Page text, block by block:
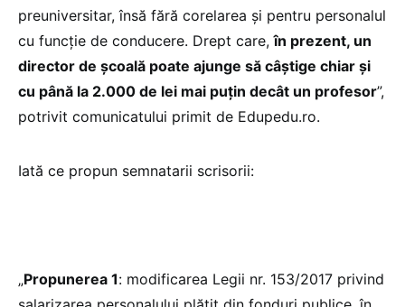
preuniversitar, însă fără corelarea și pentru personalul
cu funcție de conducere. Drept care,în prezent, un
director de școală poate ajunge să câștige chiar și
cu până la 2.000 de lei mai puțin decât un profesor”,
potrivit comunicatului primit de Edupedu.ro.
Iată ce propun semnatarii scrisorii:
„Propunerea 1: modificarea Legii nr. 153/2017 privind